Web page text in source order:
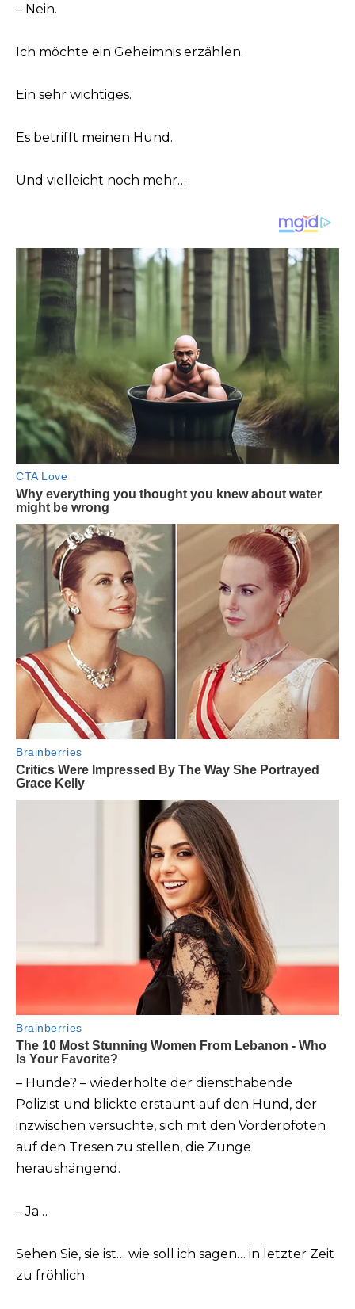
– Nein.
Ich möchte ein Geheimnis erzählen.
Ein sehr wichtiges.
Es betrifft meinen Hund.
Und vielleicht noch mehr…
– Hunde? – wiederholte der diensthabende
Polizist und blickte erstaunt auf den Hund, der
inzwischen versuchte, sich mit den Vorderpfoten
auf den Tresen zu stellen, die Zunge
heraushängend.
– Ja…
Sehen Sie, sie ist… wie soll ich sagen… in letzter Zeit
zu fröhlich.